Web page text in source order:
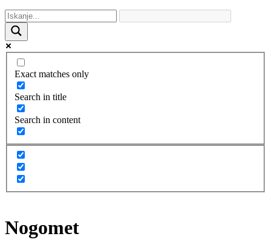
Exact matches only
Search in title
Search in content
Nogomet